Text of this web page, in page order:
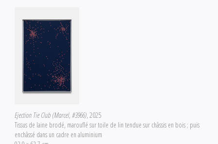
Ejection Tie Club (Marcel, #3966), 2025
Tissus de laine brodé, marouflé sur toile de lin tendue sur châssis en bois ; puis
enchâssé dans un cadre en aluminium